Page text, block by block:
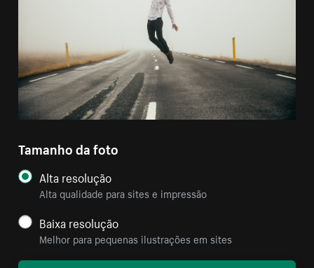
Tamanho da foto
Alta resolução
Alta qualidade para sites e impressão
Baixa resolução
Melhor para pequenas ilustrações em sites